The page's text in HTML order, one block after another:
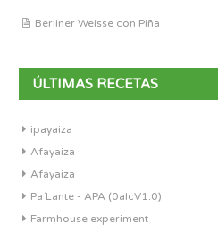
Berliner Weisse con Piña
ÚLTIMAS RECETAS
ipayaiza
Afayaiza
Afayaiza
Pa´Lante - APA (0alcV1.0)
Farmhouse experiment